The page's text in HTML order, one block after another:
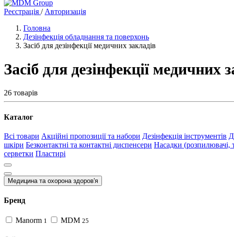
Реєстрація / Авторизація
Головна
Дезінфекція обладнання та поверхонь
Засіб для дезінфекції медичних закладів
Засіб для дезінфекції медичних
26 товарів
Каталог
Всі товари Акційні пропозиції та набори Дезінфекція інструментів
шкіри Безконтактні та контактні диспенсери Насадки (розпилювачі,
серветки Пластирі
Медицина та охорона здоров'я
Бренд
Manorm 1 MDM 25